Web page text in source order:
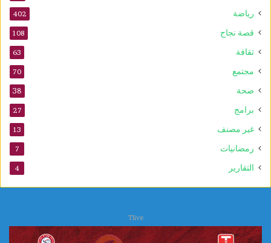
رياضة 402
قصة نجاح 108
ثقافة 63
مجتمع 70
صحة 38
برامج 27
غير مصنف 13
رمضانيات 7
التقارير 4
Tlive